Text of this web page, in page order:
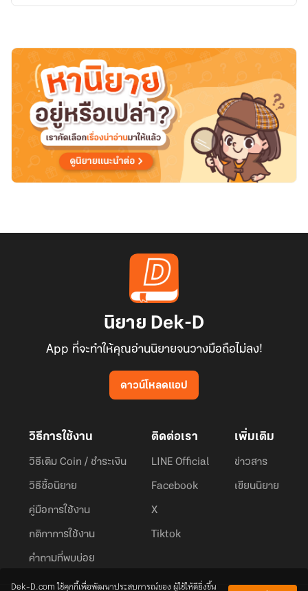
นิยาย Dek-D
App ที่จะทำให้คุณอ่านนิยายจนวางมือถือไม่ลง!
ดาวน์โหลดแอป
วิธีการใช้งาน
วิธีเติม Coin / ชำระเงิน
วิธีซื้อนิยาย
คู่มือการใช้งาน
กติกาการใช้งาน
คำถามที่พบบ่อย
ติดต่อเรา
LINE Official
Facebook
X
Tiktok
เพิ่มเติม
ข่าวสาร
เขียนนิยาย
Dek-D.com ใช้คุกกี้เพื่อพัฒนาประสบการณ์ของ ผู้ใช้ให้ดียิ่งขึ้น